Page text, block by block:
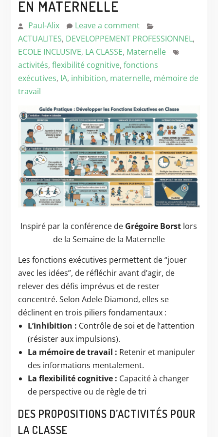
EN MATERNELLE
Paul-Alix
Leave a comment
ACTUALITES, DEVELOPPEMENT PROFESSIONNEL,
ECOLE INCLUSIVE, LA CLASSE, Maternelle
activités, flexibilité cognitive, fonctions
exécutives, IA, inhibition, maternelle, mémoire de
travail
Inspiré par la conférence de Grégoire Borst lors
de la Semaine de la Maternelle
Les fonctions exécutives permettent de “jouer
avec les idées”, de réfléchir avant d’agir, de
relever des défis imprévus et de rester
concentré. Selon Adele Diamond, elles se
déclinent en trois piliers fondamentaux :
L’inhibition : Contrôle de soi et de l’attention
(résister aux impulsions).
La mémoire de travail : Retenir et manipuler
des informations mentalement.
La flexibilité cognitive : Capacité à changer
de perspective ou de règle de tri
DES PROPOSITIONS D’ACTIVITÉS POUR
LA CLASSE